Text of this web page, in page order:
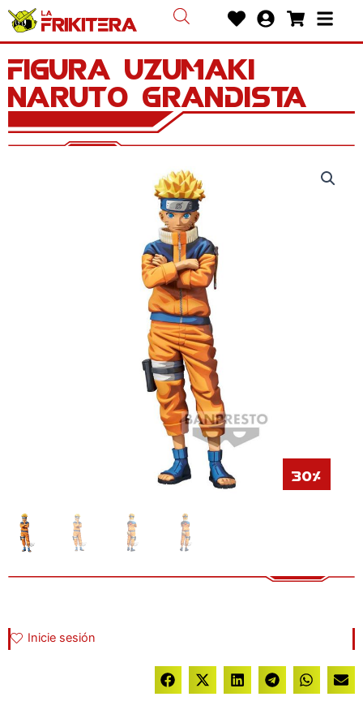
contenido
HeartUser-
circlecart
Bars
Figura Uzumaki
Naruto Grandista
30%
Inicie sesión